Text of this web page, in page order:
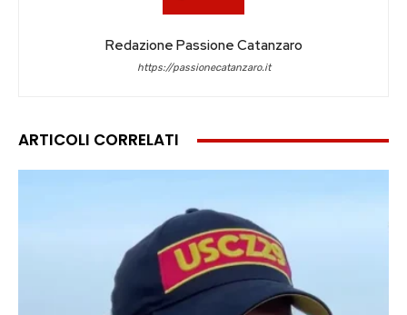
Redazione Passione Catanzaro
https://passionecatanzaro.it
ARTICOLI CORRELATI